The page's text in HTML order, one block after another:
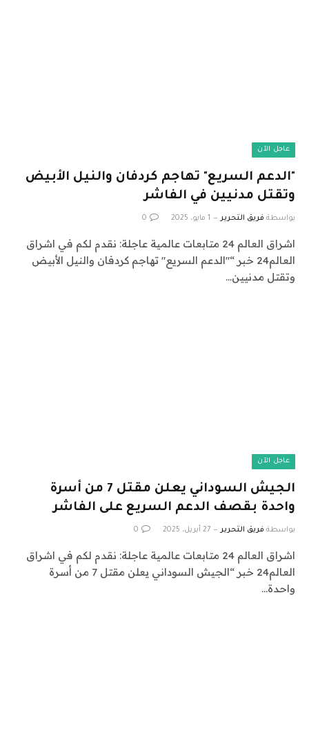
عاجل الآن
"الدعم السريع" تهاجم كردفان والنيل الأبيض
وتقتل مدنيين في الفاشر
بواسطة فريق التحرير 1 مايو، 2025 0
اشراق العالم 24 متابعات عالمية عاجلة: نقدم لكم في اشراق
العالم24 خبر “"الدعم السريع" تهاجم كردفان والنيل الأبيض
وتقتل مدنيين…
عاجل الآن
الجيش السوداني يعلن مقتل 7 من أسرة
واحدة بقصف الدعم السريع على الفاشر
بواسطة فريق التحرير 27 أبريل، 2025 0
اشراق العالم 24 متابعات عالمية عاجلة: نقدم لكم في اشراق
العالم24 خبر “الجيش السوداني يعلن مقتل 7 من أسرة
واحدة…